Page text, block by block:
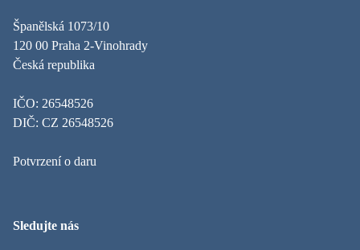
Španělská 1073/10
120 00 Praha 2-Vinohrady
Česká republika
IČO: 26548526
DIČ: CZ 26548526
Potvrzení o daru
Sledujte nás